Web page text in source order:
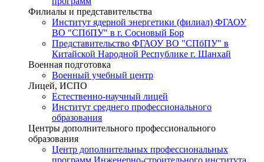
Филиалы и представительства
Институт ядерной энергетики (филиал) ФГАОУ
ВО "СПбПУ" в г. Сосновый Бор
Представительство ФГАОУ ВО "СПбПУ" в
Китайской Народной Республике г. Шанхай
Военная подготовка
Военный учебный центр
Лицей, ИСПО
Естественно-научный лицей
Институт среднего профессионального
образования
Центры дополнительного профессионального
образования
Центр дополнительных профессиональных
программ Инженерно-строительного института